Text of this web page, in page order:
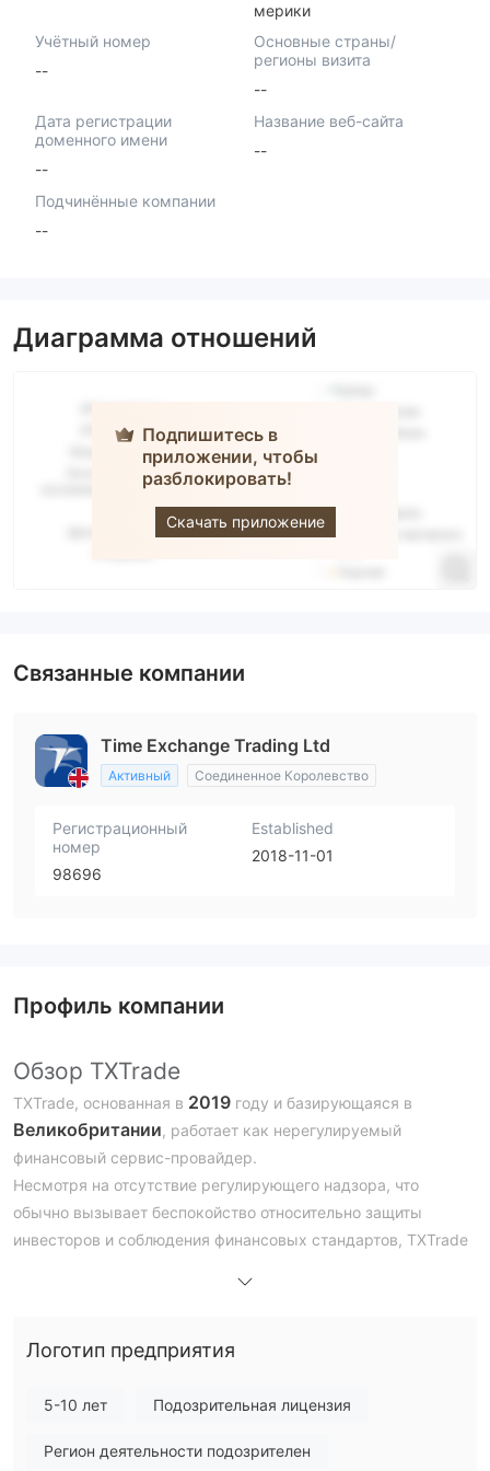
мерики
Учётный номер
--
Основные страны/
регионы визита
--
Дата регистрации
доменного имени
--
Название веб-сайта
--
Подчинённые компании
--
Диаграмма отношений
Подпишитесь в
приложении, чтобы
разблокировать!
Скачать приложение
TXTrade
Связанные компании
Time Exchange Trading Ltd
Активный Соединенное Королевство
Регистрационный
номер
98696
Established
2018-11-01
Профиль компании
Обзор TXTrade
TXTrade, основанная в 2019 году и базирующаяся в
Великобритании, работает как нерегулируемый
финансовый сервис-провайдер.
Несмотря на отсутствие регулирующего надзора, что
обычно вызывает беспокойство относительно защиты
инвесторов и соблюдения финансовых стандартов, TXTrade
нерегулируемый статус компании требует осторожного
беспокоящимися о безопасности своих инвестиций и
Логотип предприятия
5-10 лет Подозрительная лицензия
Регион деятельности подозрителен